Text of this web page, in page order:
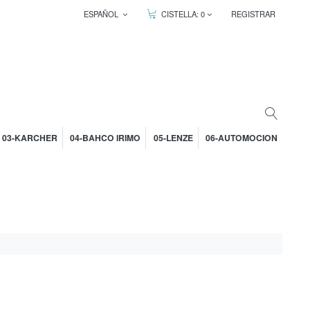
ESPAÑOL CISTELLA:0 REGISTRAR
03-KARCHER 04-BAHCO IRIMO 05-LENZE 06-AUTOMOCION